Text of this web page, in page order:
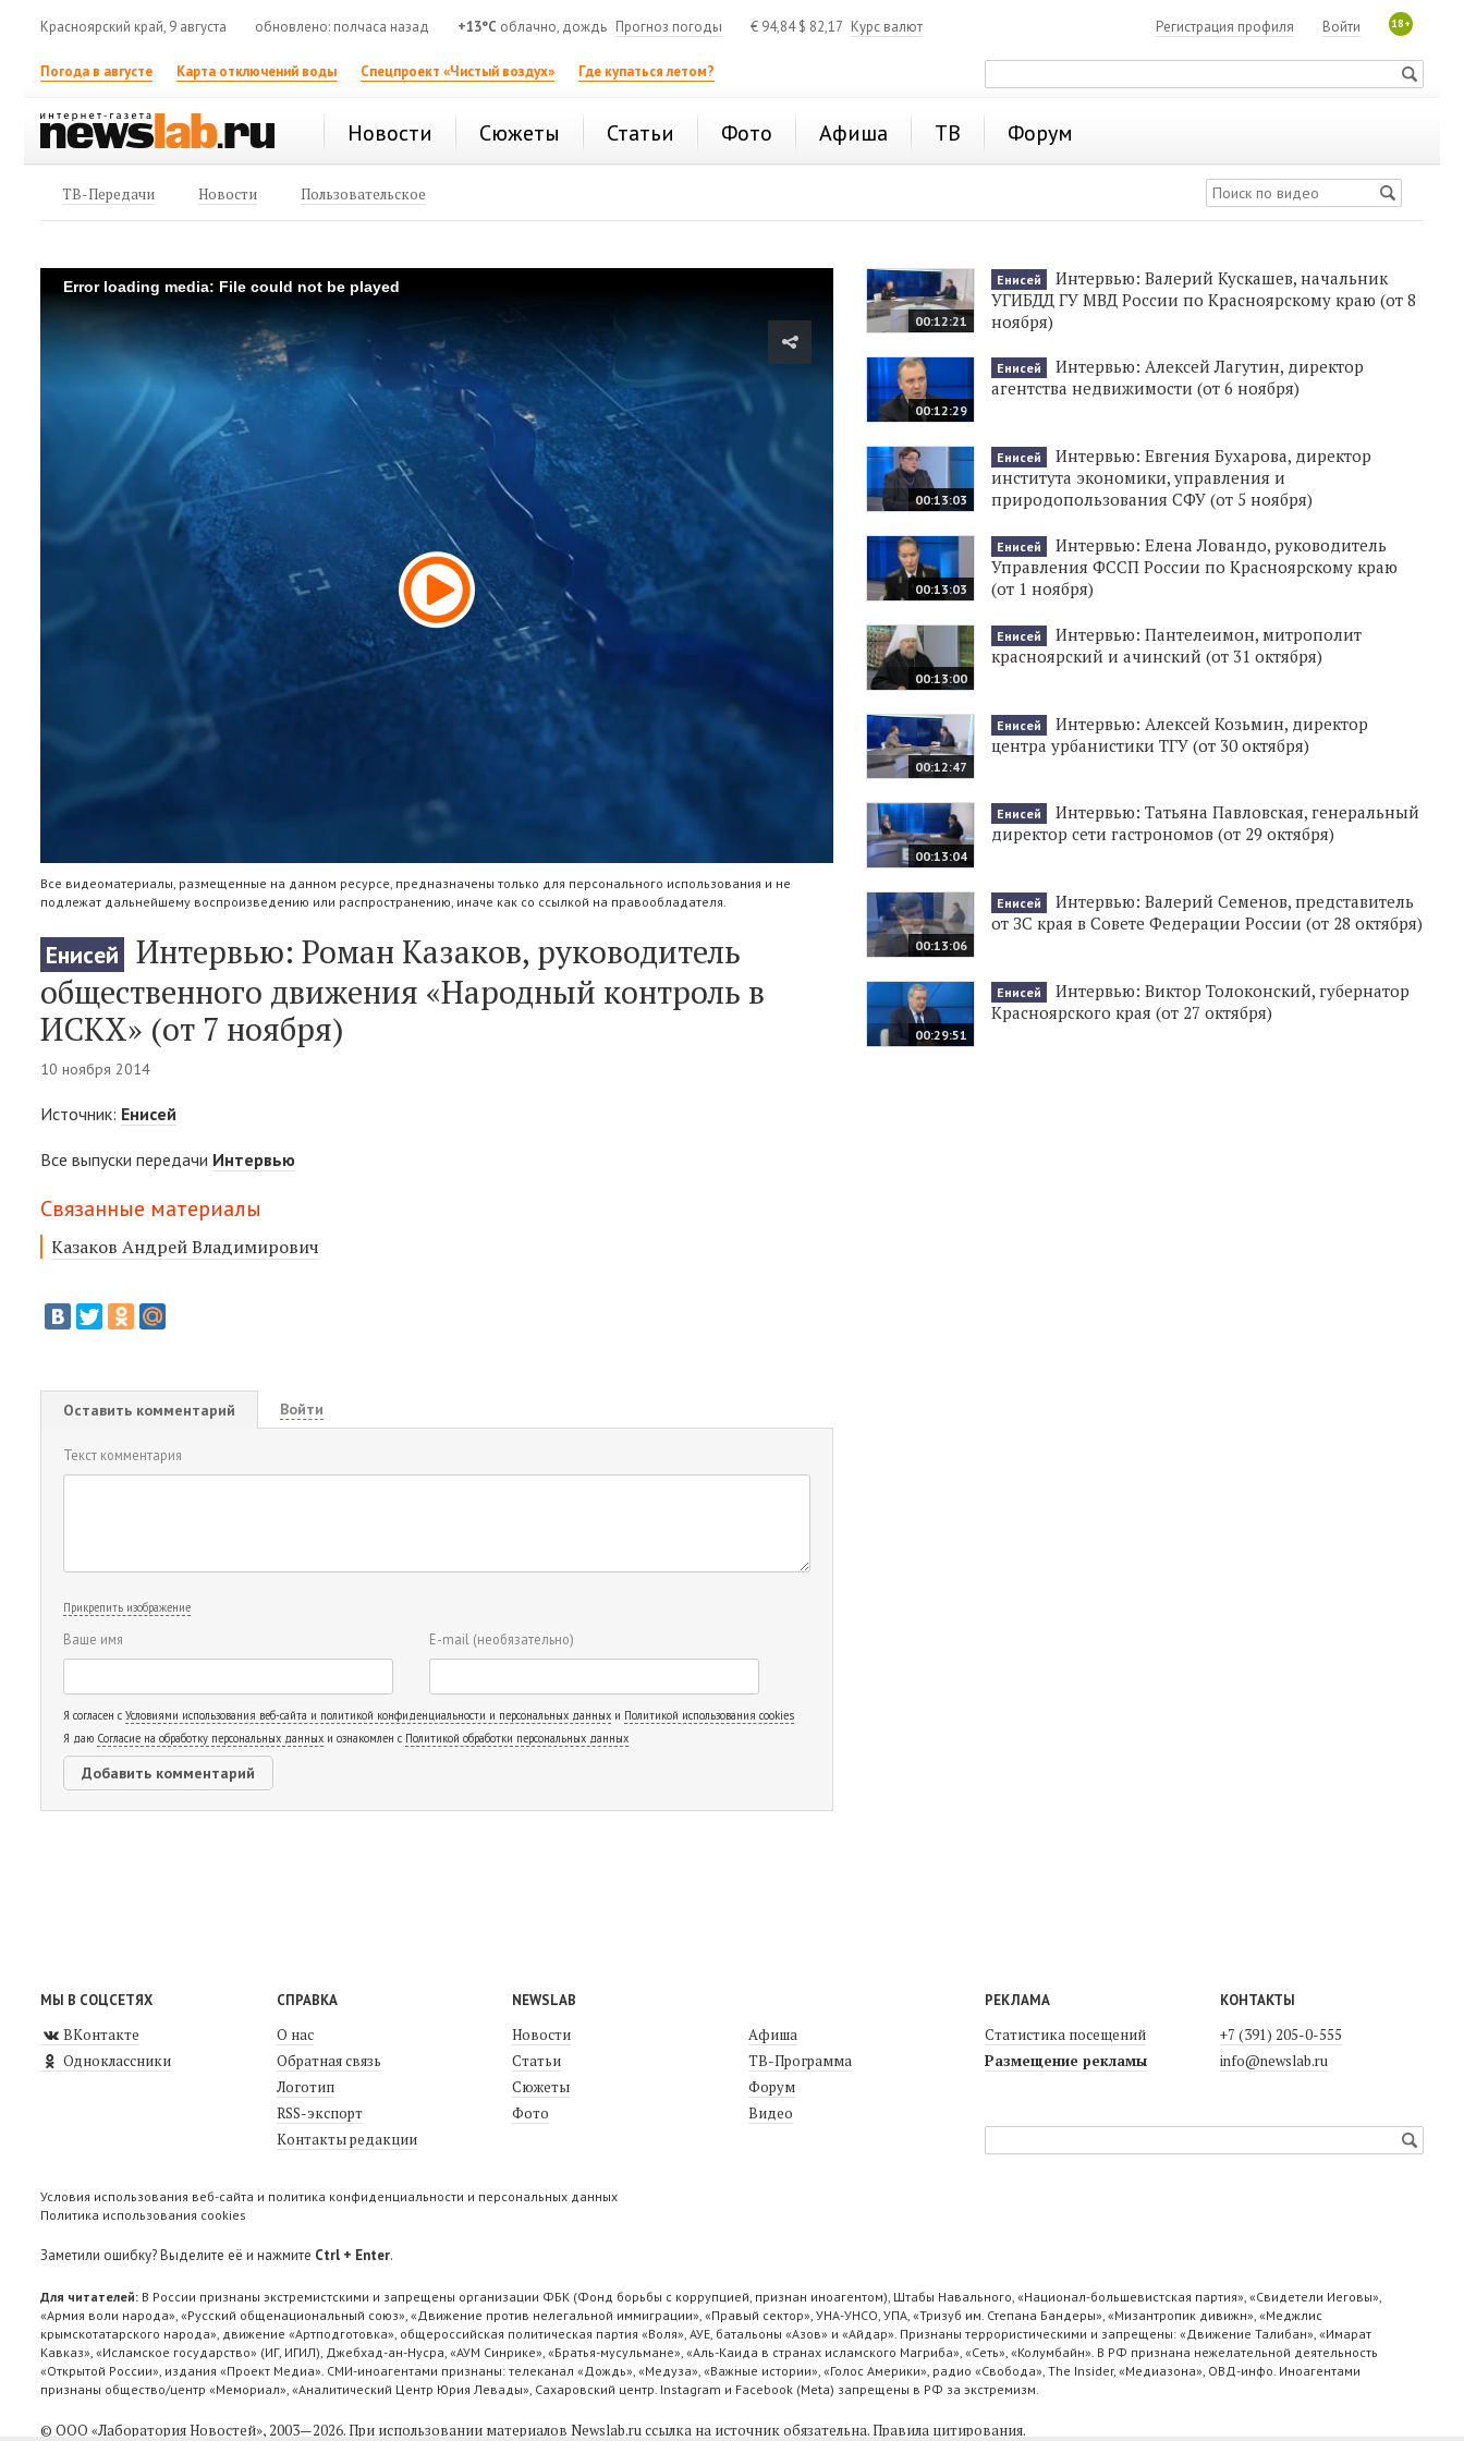
Красноярский край, 9 августа обновлено: полчаса назад +13°C облачно, дождь Прогноз погоды € 94,84$ 82,17 Курс валют 18+
Войти
Регистрация профиля
Погода в августе Карта отключений воды Спецпроект «Чистый воздух» Где купаться летом?
Новости Сюжеты Статьи Фото Афиша ТВ Форум
ТВ-Передачи Новости Пользовательское
Error loading media: File could not be played
Все видеоматериалы, размещенные на данном ресурсе, предназначены только для персонального использования и не
подлежат дальнейшему воспроизведению или распространению, иначе как со ссылкой на правообладателя.
Енисей
Интервью: Роман Казаков, руководитель
общественного движения «Народный контроль в
ИСКХ» (от 7 ноября)
10 ноября 2014
Источник: Енисей
Все выпуски передачи Интервью
Связанные материалы
Казаков Андрей Владимирович
Оставить комментарий Войти
Текст комментария
Прикрепить изображение
Ваше имя E-mail (необязательно)
Я согласен с Условиями использования веб-сайта и политикой конфиденциальности и персональных данных и Политикой использования cookies
Я даю Согласие на обработку персональных данных и ознакомлен с Политикой обработки персональных данных
00:12:21
Енисей
Интервью: Валерий Кускашев, начальник
УГИБДД ГУ МВД России по Красноярскому краю (от 8
ноября)
00:12:29
Енисей
Интервью: Алексей Лагутин, директор
агентства недвижимости (от 6 ноября)
00:13:03
Енисей
Интервью: Евгения Бухарова, директор
института экономики, управления и
природопользования СФУ (от 5 ноября)
00:13:03
Енисей
Интервью: Елена Ловандо, руководитель
Управления ФССП России по Красноярскому краю
(от 1 ноября)
00:13:00
Енисей
Интервью: Пантелеимон, митрополит
красноярский и ачинский (от 31 октября)
00:12:47
Енисей
Интервью: Алексей Козьмин, директор
центра урбанистики ТГУ (от 30 октября)
00:13:04
Енисей
Интервью: Татьяна Павловская, генеральный
директор сети гастрономов (от 29 октября)
00:13:06
Енисей
Интервью: Валерий Семенов, представитель
от ЗС края в Совете Федерации России (от 28 октября)
00:29:51
Енисей
Интервью: Виктор Толоконский, губернатор
Красноярского края (от 27 октября)
МЫ В СОЦСЕТЯХ
ВКонтакте
Одноклассники
СПРАВКА
О нас
Обратная связь
Логотип
RSS-экспорт
Контакты редакции
NEWSLAB
Новости
Статьи
Сюжеты
Фото
Афиша
ТВ-Программа
Форум
Видео
РЕКЛАМА
Статистика посещений
Размещение рекламы
КОНТАКТЫ
+7 (391) 205-0-555
info@newslab.ru
Условия использования веб-сайта и политика конфиденциальности и персональных данных
Политика использования cookies
Заметили ошибку? Выделите её и нажмите Ctrl + Enter.
Для читателей: В России признаны экстремистскими и запрещены организации ФБК (Фонд борьбы с коррупцией, признан иноагентом), Штабы Навального, «Национал-большевистская партия», «Свидетели Иеговы»,
«Армия воли народа», «Русский общенациональный союз», «Движение против нелегальной иммиграции», «Правый сектор», УНА-УНСО, УПА, «Тризуб им. Степана Бандеры», «Мизантропик дивижн», «Меджлис
крымскотатарского народа», движение «Артподготовка», общероссийская политическая партия «Воля», АУЕ, батальоны «Азов» и «Айдар». Признаны террористическими и запрещены: «Движение Талибан», «Имарат
Кавказ», «Исламское государство» (ИГ, ИГИЛ), Джебхад-ан-Нусра, «АУМ Синрике», «Братья-мусульмане», «Аль-Каида в странах исламского Магриба», «Сеть», «Колумбайн». В РФ признана нежелательной деятельность
«Открытой России», издания «Проект Медиа». СМИ-иноагентами признаны: телеканал «Дождь», «Медуза», «Важные истории», «Голос Америки», радио «Свобода», The Insider, «Медиазона», ОВД-инфо. Иноагентами
признаны общество/центр «Мемориал», «Аналитический Центр Юрия Левады», Сахаровский центр. Instagram и Facebook (Metа) запрещены в РФ за экстремизм.
© ООО «Лаборатория Новоcтей», 2003—2026.При использовании материалов Newslab.ru ссылка на источник обязательна.Правила цитирования.